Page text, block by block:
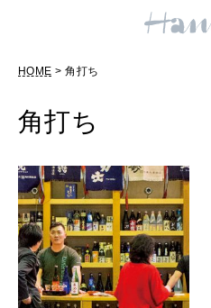
おい
どこ行
HOME > 角打ち
角打ち